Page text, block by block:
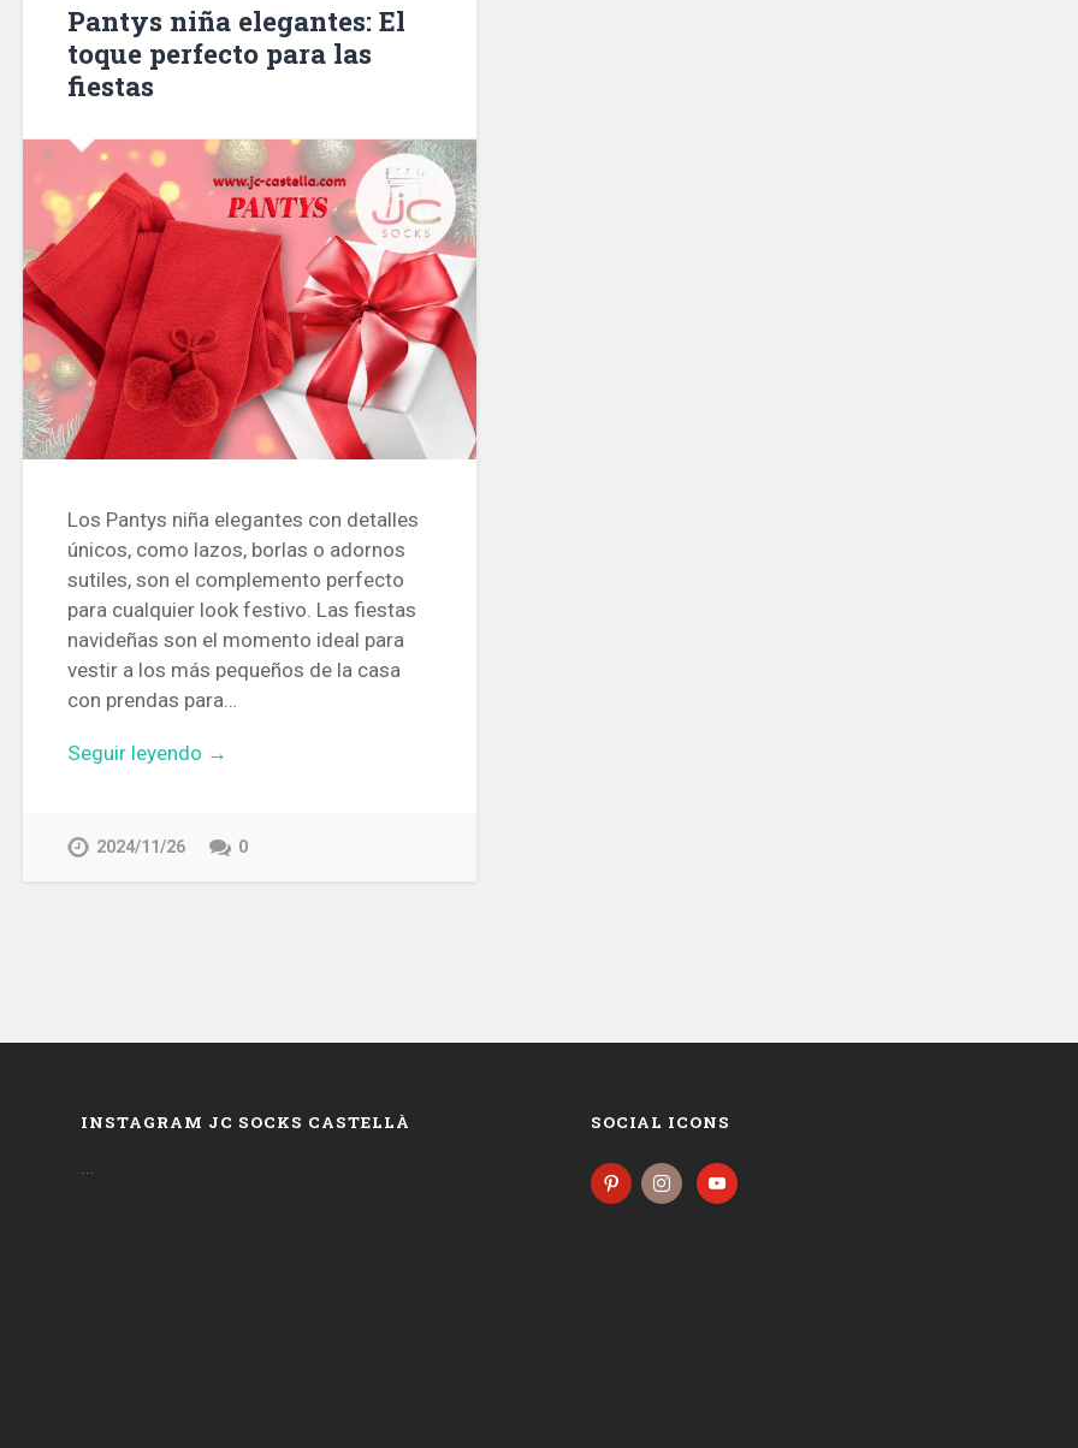
Pantys niña elegantes: El
toque perfecto para las
fiestas
Los Pantys niña elegantes con detalles
únicos, como lazos, borlas o adornos
sutiles, son el complemento perfecto
para cualquier look festivo. Las fiestas
navideñas son el momento ideal para
vestir a los más pequeños de la casa
con prendas para…
Seguir leyendo →
2024/11/26 0
INSTAGRAM JC SOCKS CASTELLÀ SOCIAL ICONS